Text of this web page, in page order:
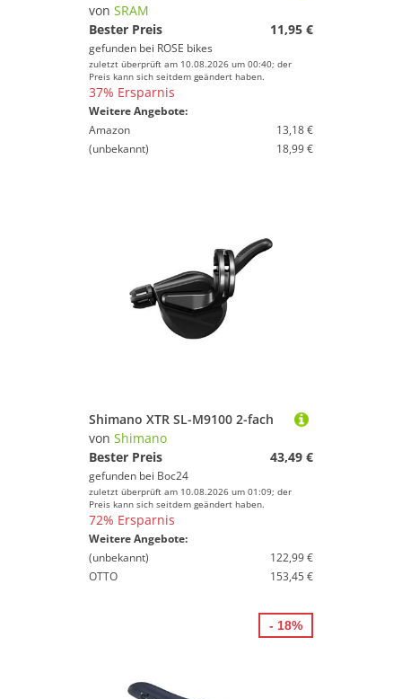
Mountainbikes
Rennräder
Tandem-Bikes
Trekkingräder
von SRAM
Bester Preis
11,95 €
gefunden bei ROSE bikes
zuletzt überprüft am 10.08.2026 um 00:40; der
Preis kann sich seitdem geändert haben.
37% Ersparnis
Weitere Angebote:
Amazon
13,18 €
(unbekannt)
18,99 €
Shimano XTR SL-M9100 2-fach
von Shimano
Bester Preis
43,49 €
gefunden bei Boc24
zuletzt überprüft am 10.08.2026 um 01:09; der
Preis kann sich seitdem geändert haben.
72% Ersparnis
Weitere Angebote:
(unbekannt)
122,99 €
OTTO
153,45 €
- 18%